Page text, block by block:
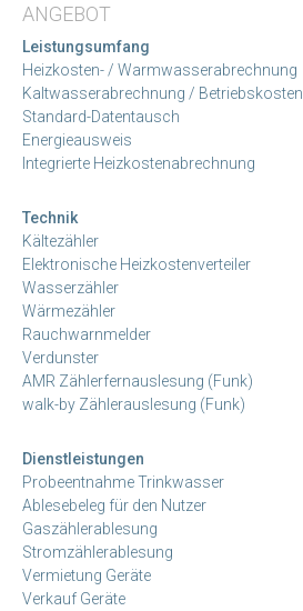
ANGEBOT
Leistungsumfang
Heizkosten- / Warmwasserabrechnung
Kaltwasserabrechnung / Betriebskosten
Standard-Datentausch
Energieausweis
Integrierte Heizkostenabrechnung
Technik
Kältezähler
Elektronische Heizkostenverteiler
Wasserzähler
Wärmezähler
Rauchwarnmelder
Verdunster
AMR Zählerfernauslesung (Funk)
walk-by Zählerauslesung (Funk)
Dienstleistungen
Probeentnahme Trinkwasser
Ablesebeleg für den Nutzer
Gaszählerablesung
Stromzählerablesung
Vermietung Geräte
Verkauf Geräte